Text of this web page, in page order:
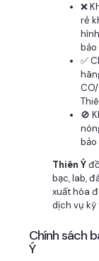
❌
rẻ
bảo
✅
🚫
bảo
Thiên Ý
bạc, lab,
xuất hóa
dịch vụ kỹ
Chính sách
Ý